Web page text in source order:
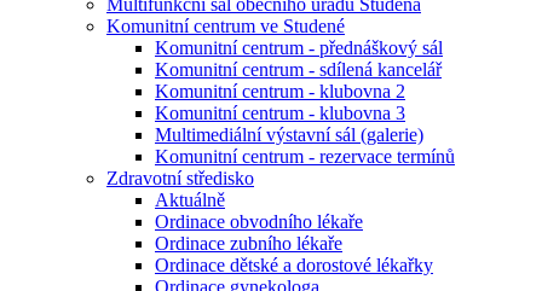
Multifunkční sál obecního úřadu Studená
Komunitní centrum ve Studené
Komunitní centrum - přednáškový sál
Komunitní centrum - sdílená kancelář
Komunitní centrum - klubovna 2
Komunitní centrum - klubovna 3
Multimediální výstavní sál (galerie)
Komunitní centrum - rezervace termínů
Zdravotní středisko
Aktuálně
Ordinace obvodního lékaře
Ordinace zubního lékaře
Ordinace dětské a dorostové lékařky
Ordinace gynekologa